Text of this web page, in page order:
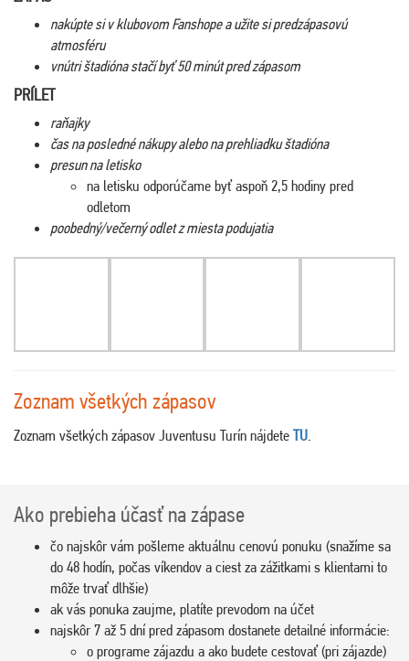
nakúpte si v klubovom Fanshope a užite si predzápasovú
atmosféru
vnútri štadióna stačí byť 50 minút pred zápasom
PRÍLET
raňajky
čas na posledné nákupy alebo na prehliadku štadióna
presun na letisko
na letisku odporúčame byť aspoň 2,5 hodiny pred
odletom
poobedný/večerný odlet z miesta podujatia
Zoznam všetkých zápasov
Zoznam všetkých zápasov Juventusu Turín nájdete TU.
Ako prebieha účasť na zápase
čo najskôr vám pošleme aktuálnu cenovú ponuku (snažíme sa
do 48 hodín, počas víkendov a ciest za zážitkami s klientami to
môže trvať dlhšie)
ak vás ponuka zaujme, platíte prevodom na účet
najskôr 7 až 5 dní pred zápasom dostanete detailné informácie:
o programe zájazdu a ako budete cestovať (pri zájazde)